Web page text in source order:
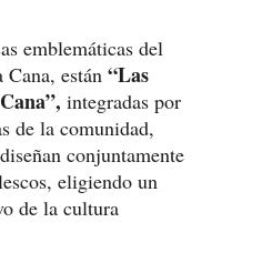
emblemáticas del
Cana, están “Las
integradas por
de la comunidad,
conjuntamente
eligiendo un
de la cultura